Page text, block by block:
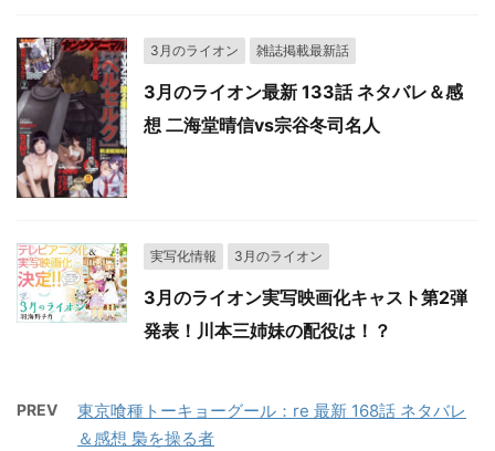
3月のライオン 雑誌掲載最新話
3月のライオン最新 133話 ネタバレ＆感
想 二海堂晴信vs宗谷冬司名人
実写化情報 3月のライオン
3月のライオン実写映画化キャスト第2弾
発表！川本三姉妹の配役は！？
PREV
東京喰種トーキョーグール：re 最新 168話 ネタバレ
＆感想 梟を操る者